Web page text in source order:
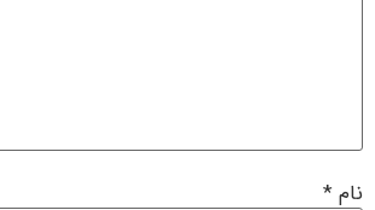
نام*